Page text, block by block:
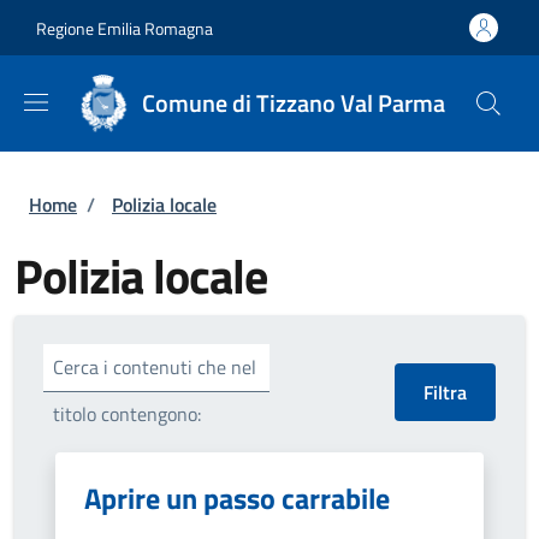
Regione Emilia Romagna
Comune di Tizzano Val Parma
Briciole di pane
Home / Polizia locale
Polizia locale
Cerca i contenuti che nel
titolo contengono:
Aprire un passo carrabile